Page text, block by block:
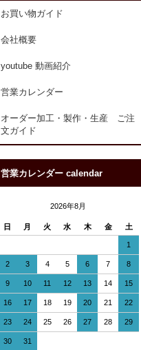
お買い物ガイド
会社概要
youtube 動画紹介
営業カレンダー
オーダー加工・製作・生産 ご注
文ガイド
営業カレンダー calendar
2026年8月
日 月 火 水 木 金 土
1
2 3 4 5 6 7 8
9 10 11 12 13 14 15
16 17 18 19 20 21 22
23 24 25 26 27 28 29
30 31